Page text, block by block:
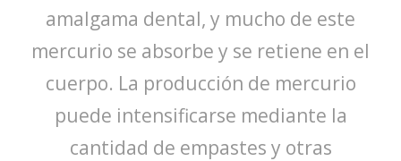
amalgama dental, y mucho de este
mercurio se absorbe y se retiene en el
cuerpo. La producción de mercurio
puede intensificarse mediante la
cantidad de empastes y otras